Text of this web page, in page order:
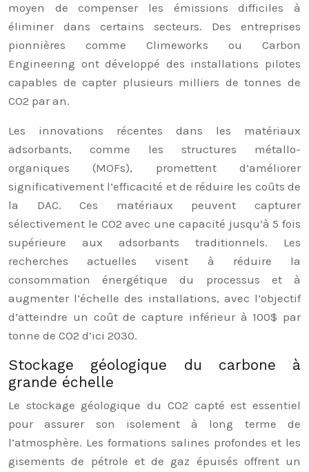
moyen de compenser les émissions difficiles à
éliminer dans certains secteurs. Des entreprises
pionnières comme Climeworks ou Carbon
Engineering ont développé des installations pilotes
capables de capter plusieurs milliers de tonnes de
CO2 par an.
Les innovations récentes dans les matériaux
adsorbants, comme les structures métallo-
organiques (MOFs), promettent d’améliorer
significativement l’efficacité et de réduire les coûts de
la DAC. Ces matériaux peuvent capturer
sélectivement le CO2 avec une capacité jusqu’à 5 fois
supérieure aux adsorbants traditionnels. Les
recherches actuelles visent à réduire la
consommation énergétique du processus et à
augmenter l’échelle des installations, avec l’objectif
d’atteindre un coût de capture inférieur à 100$ par
tonne de CO2 d’ici 2030.
Stockage géologique du carbone à
grande échelle
Le stockage géologique du CO2 capté est essentiel
pour assurer son isolement à long terme de
l’atmosphère. Les formations salines profondes et les
gisements de pétrole et de gaz épuisés offrent un